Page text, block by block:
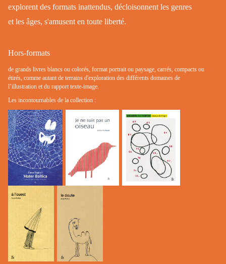
explorent des formats inattendus, décloisonnent les genres
et les âges, s'amusent en toute liberté.
Hors-formats
de grands livres blancs ou colorés, format portrait ou paysage, carrés, compacts ou
étirés, comme autant de terrains d'exploration des différents domaines de
l’illustration et du rapport texte-image.
Les incontournables de la collection :